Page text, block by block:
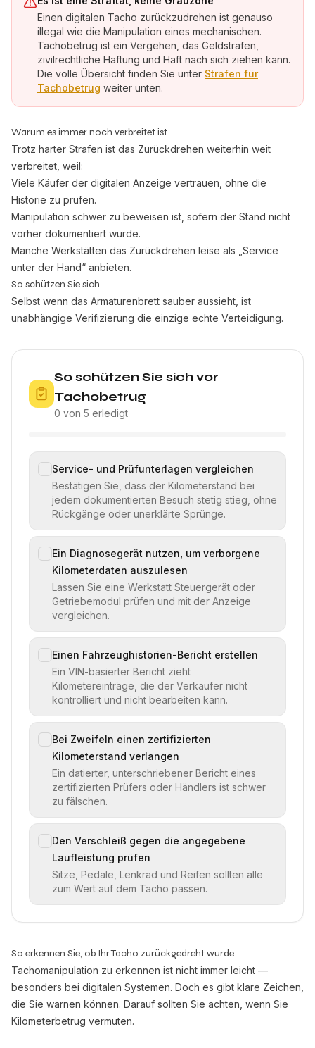
Einen digitalen Tacho zurückzudrehen ist genauso
illegal wie die Manipulation eines mechanischen.
Tachobetrug ist ein Vergehen, das Geldstrafen,
zivilrechtliche Haftung und Haft nach sich ziehen kann.
Die volle Übersicht finden Sie unter Strafen für
Tachobetrug weiter unten.
Warum es immer noch verbreitet ist
Trotz harter Strafen ist das Zurückdrehen weiterhin weit
verbreitet, weil:
Viele Käufer der digitalen Anzeige vertrauen, ohne die
Historie zu prüfen.
Manipulation schwer zu beweisen ist, sofern der Stand nicht
vorher dokumentiert wurde.
Manche Werkstätten das Zurückdrehen leise als „Service
unter der Hand“ anbieten.
So schützen Sie sich
Selbst wenn das Armaturenbrett sauber aussieht, ist
unabhängige Verifizierung die einzige echte Verteidigung.
So schützen Sie sich vor
Tachobetrug
0 von 5 erledigt
Service- und Prüfunterlagen vergleichen
Bestätigen Sie, dass der Kilometerstand bei
jedem dokumentierten Besuch stetig stieg, ohne
Rückgänge oder unerklärte Sprünge.
Ein Diagnosegerät nutzen, um verborgene
Kilometerdaten auszulesen
Lassen Sie eine Werkstatt Steuergerät oder
Getriebemodul prüfen und mit der Anzeige
vergleichen.
Einen Fahrzeughistorien-Bericht erstellen
Ein VIN-basierter Bericht zieht
Kilometereinträge, die der Verkäufer nicht
kontrolliert und nicht bearbeiten kann.
Bei Zweifeln einen zertifizierten
Kilometerstand verlangen
Ein datierter, unterschriebener Bericht eines
zertifizierten Prüfers oder Händlers ist schwer
zu fälschen.
Den Verschleiß gegen die angegebene
Laufleistung prüfen
Sitze, Pedale, Lenkrad und Reifen sollten alle
zum Wert auf dem Tacho passen.
So erkennen Sie, ob Ihr Tacho zurückgedreht wurde
Tachomanipulation zu erkennen ist nicht immer leicht —
besonders bei digitalen Systemen. Doch es gibt klare Zeichen,
die Sie warnen können. Darauf sollten Sie achten, wenn Sie
Kilometerbetrug vermuten.